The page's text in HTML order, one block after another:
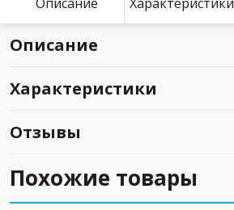
Описание
Характеристики
Отзывы
Похожие товары